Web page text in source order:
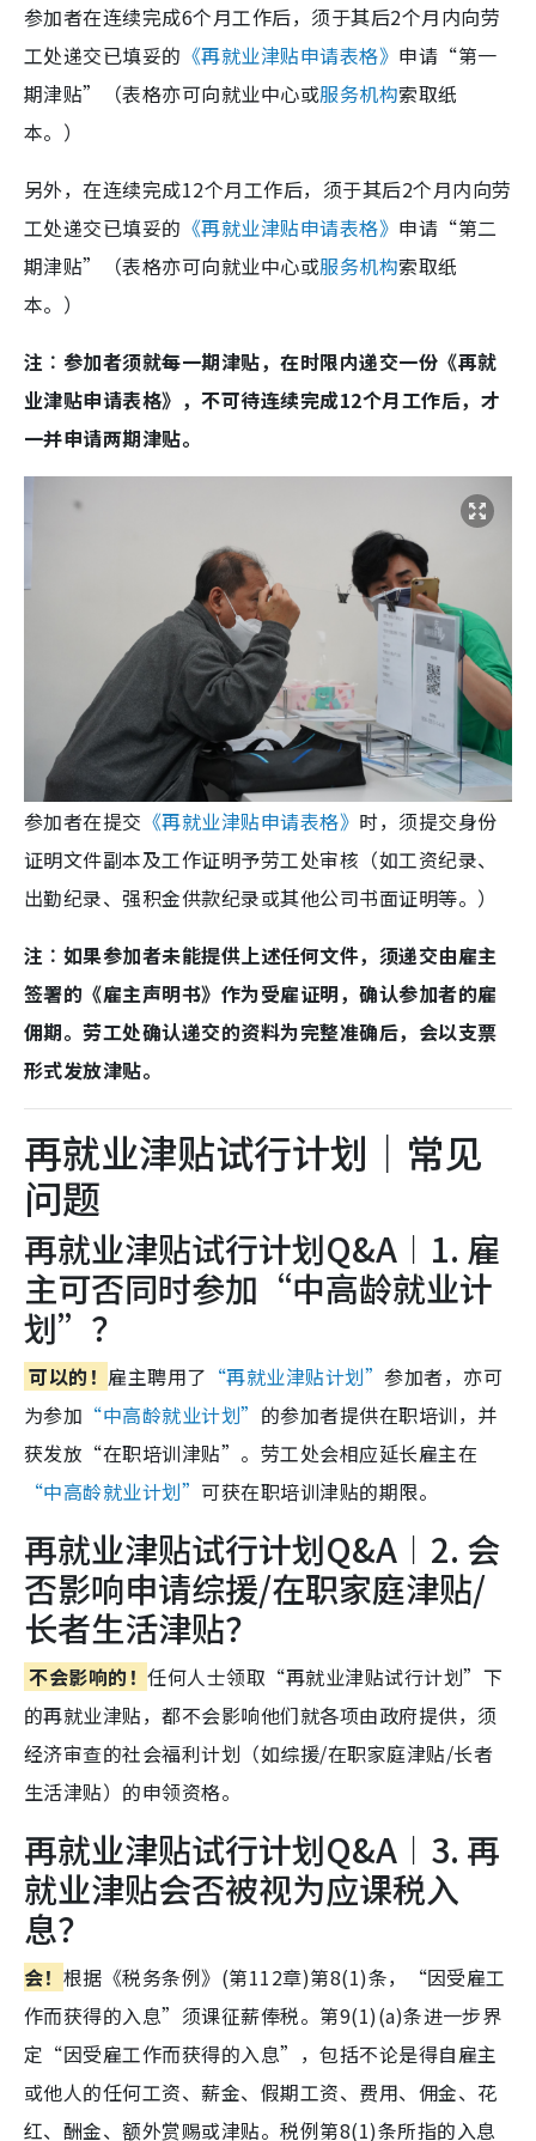
参加者在连续完成6个月工作后，须于其后2个月内向劳
工处递交已填妥的 《再就业津贴申请表格》 申请“第一
期津贴”（表格亦可向就业中心或服务机构索取纸
本。）
另外，在连续完成12个月工作后，须于其后2个月内向劳
工处递交已填妥的 《再就业津贴申请表格》 申请“第二
期津贴”（表格亦可向就业中心或服务机构索取纸
本。）
注︰参加者须就每一期津贴，在时限内递交一份《再就
业津贴申请表格》，不可待连续完成12个月工作后，才
一并申请两期津贴。
参加者在提交 《再就业津贴申请表格》 时，须提交身份
证明文件副本及工作证明予劳工处审核（如工资纪录、
出勤纪录、强积金供款纪录或其他公司书面证明等。）
注︰如果参加者未能提供上述任何文件，须递交由雇主
签署的《雇主声明书》作为受雇证明，确认参加者的雇
佣期。劳工处确认递交的资料为完整准确后，会以支票
形式发放津贴。
再就业津贴试行计划｜常见
问题
再就业津贴试行计划Q&A︱1. 雇
主可否同时参加“中高龄就业计
划”？
可以的！ 雇主聘用了 “再就业津贴计划”参加者，亦可
为参加 “中高龄就业计划” 的参加者提供在职培训，并
获发放“在职培训津贴”。劳工处会相应延长雇主在
“中高龄就业计划” 可获在职培训津贴的期限。
再就业津贴试行计划Q&A︱2. 会
否影响申请综援/在职家庭津贴/
长者生活津贴？
不会影响的！任何人士领取“再就业津贴试行计划”下
的再就业津贴，都不会影响他们就各项由政府提供，须
经济审查的社会福利计划（如综援/在职家庭津贴/长者
生活津贴）的申领资格。
再就业津贴试行计划Q&A︱3. 再
就业津贴会否被视为应课税入
息？
会！ 根据《税务条例》(第112章)第8(1)条，“因受雇工
作而获得的入息”须课征薪俸税。第9(1)(a)条进一步界
定“因受雇工作而获得的入息”，包括不论是得自雇主
或他人的任何工资、薪金、假期工资、费用、佣金、花
红、酬金、额外赏赐或津贴。税例第8(1)条所指的入息